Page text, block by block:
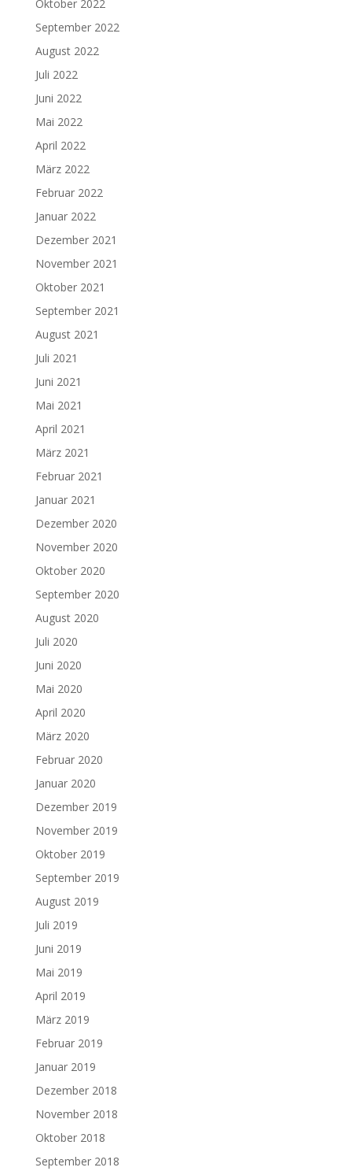
Oktober 2022
September 2022
August 2022
Juli 2022
Juni 2022
Mai 2022
April 2022
März 2022
Februar 2022
Januar 2022
Dezember 2021
November 2021
Oktober 2021
September 2021
August 2021
Juli 2021
Juni 2021
Mai 2021
April 2021
März 2021
Februar 2021
Januar 2021
Dezember 2020
November 2020
Oktober 2020
September 2020
August 2020
Juli 2020
Juni 2020
Mai 2020
April 2020
März 2020
Februar 2020
Januar 2020
Dezember 2019
November 2019
Oktober 2019
September 2019
August 2019
Juli 2019
Juni 2019
Mai 2019
April 2019
März 2019
Februar 2019
Januar 2019
Dezember 2018
November 2018
Oktober 2018
September 2018